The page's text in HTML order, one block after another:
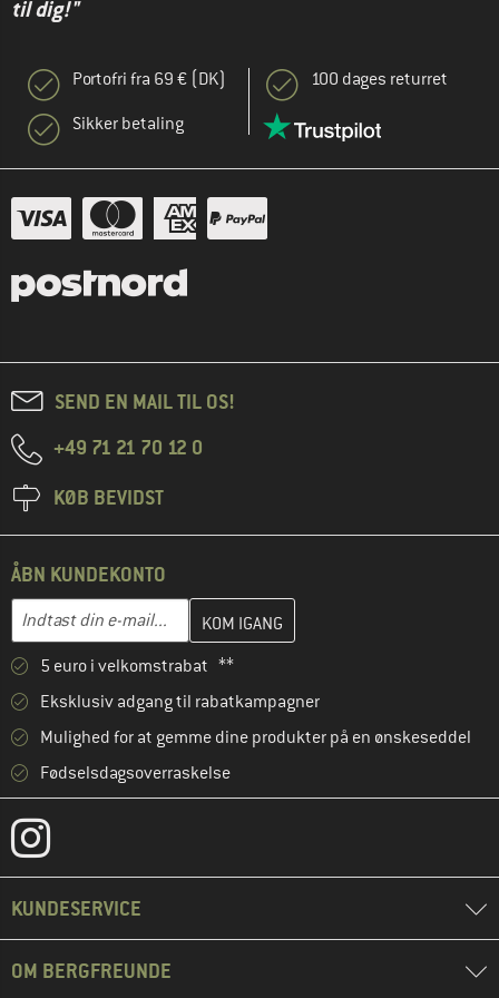
til dig!"
Portofri fra 69 € (DK)
Sikker betaling
100 dages returret
SEND EN MAIL TIL OS!
+49 71 21 70 12 0
KØB BEVIDST
ÅBN KUNDEKONTO
E-mail-adresse
Indtast din e-mailadresse her, og opret i næste trin din
5 euro i velkomstrabat **
Eksklusiv adgang til rabatkampagner
Mulighed for at gemme dine produkter på en ønskeseddel
Fødselsdagsoverraskelse
KUNDESERVICE
OM BERGFREUNDE